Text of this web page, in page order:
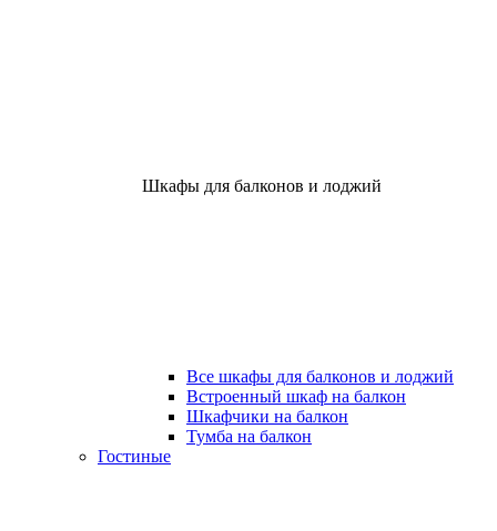
Шкафы для балконов и лоджий
Все шкафы для балконов и лоджий
Встроенный шкаф на балкон
Шкафчики на балкон
Тумба на балкон
Гостиные